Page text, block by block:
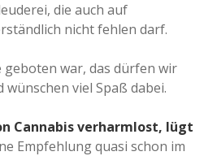
die auch auf
nicht fehlen darf.
geboten war, das dürfen wir
viel Spaß dabei.
Cannabis verharmlost, lügt
Empfehlung quasi schon im